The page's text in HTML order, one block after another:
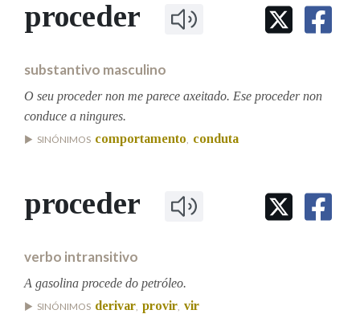
IDENTIDADE CORPORATIVA
MARCIAL DEL ADALID
FIGURAS HOMENAXEADAS
PRIMAVERA DAS LETRAS
Facebook
TwitterYoutubeInstagram
Bluesky
BUSCAR NOS LEMAS
Remata por
BUSCAR NO CONTIDO
Nas definicións
proceder
substantivo masculino
O seu proceder non me parece axeitado. Ese proceder non
conduce a ningures.
SINÓNIMOS comportamento, conduta
proceder
verbo intransitivo
A gasolina procede do petróleo.
SINÓNIMOS derivar, provir, vir